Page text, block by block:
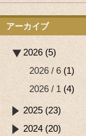
アーカイブ
2026 (5)
2026 / 6 (1)
2026 / 1 (4)
2025 (23)
2024 (20)